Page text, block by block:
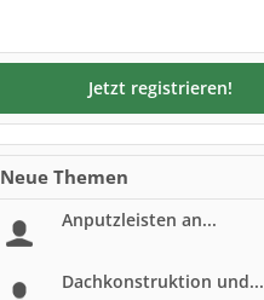
Jetzt registrieren!
Neue Themen
Anputzleisten an...
Dachkonstruktion und...